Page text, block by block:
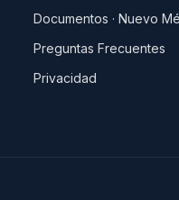
Documentos · Nuevo
Preguntas Frecuentes
Privacidad